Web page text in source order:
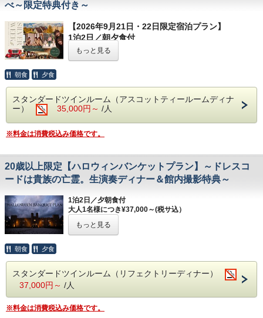
ミッドサマーイベント期間は、特別なアクテ
ィビティをご用意いたします。
英語アクティビティやスコーン作りなど、ブ
リティッシュヒルズならではの楽しいイベン
トが盛りだくさんです。
※画像はイメージです。
る場合がございます。あらかじめご了承ください。
【シルバーウィークイベントも同時開催】
シルバーウィーク期間は、特別なアクティビティを
ご用意いたします。
英語アクティビティやスコーン作りなど、ブリティ
イベント開催日： 2026年9月19日(土)～9月23日(水
祝)
※画像はイメージです。
・本プラン限定シーズナルディナー
【お食事】
ご夕食：本プラン限定シーズナルディナー（英国パ
ブ風レストラン：フォルスタッフパブ）
※本プランにドレスコードはございません。
【お部屋】
スタンダードルーム
追加料金￥6,000/室でデラックスルーム、￥12,000/室でラ
グジュアリースイートルームへアップグレードも承ります。
ご用意いたします。
※残数僅少の場合、スタンダードトリプルルームでご用意す
【シルバーウィークイベントも同時開催】
シルバーウィーク期間は、特別なアクティビティを
ご用意いたします。
さんです。
イベント開催日： 2026年9月19日(土)～9月23日(水
祝)
※画像はイメージです。
べ～限定特典付き～
【2026年9月21日・22日限定宿泊プラン】
1泊2日／朝夕食付
大人１名様につき¥35,000～(税サ込)
※本プランは2名様以上でのご予約のみ承っており
ブリティッシュヒルズでシルバーウィークを満喫す
るならこのプラン。
スコットティールーム」にて、モダンブリティッシ
木のぬくもりが心地良い和やかな空間でのお食事を
お楽しみください。
ご友人同士やお子様連れのご家族でのご利用におす
【プラン特典】
・本プラン限定シーズナルディナー
・本プラン宿泊者限定ノベルティのプレゼント
（アスコットティールーム）
ご朝食：ブッフェブレックファスト（大食堂：リフ
ェクトリー）
※本プランにドレスコードはございません。
もっと見る
朝食 夕食
スタンダードツインルーム（アスコットティールームディナ
ー）
35,000円～ /人
※料金は消費税込み価格です。
20歳以上限定【ハロウィンバンケットプラン】～ドレスコ
ードは貴族の亡霊。生演奏ディナー＆館内撮影特典～
1泊2日／夕朝食付
大人1名様につき¥37,000～(税サ込）
荘厳なマナーハウスを舞台に、大人だけに許された、秘密の
ハロウィン。
のグラスを片手にゲストとしての社交を楽しみ、怪しく響く
生演奏の中で更けていく夜。
ドレスコードは「貴族の亡霊」。妖しくも美しい特別なコー
非日常の余韻は、ディナー後の館内撮影で美しい思い出に。
五感で浸る、妖艶でクラシカルなひとときをお届けします。
もっと見る
朝食 夕食
スタンダードツインルーム（リフェクトリーディナー）
37,000円～ /人
※料金は消費税込み価格です。